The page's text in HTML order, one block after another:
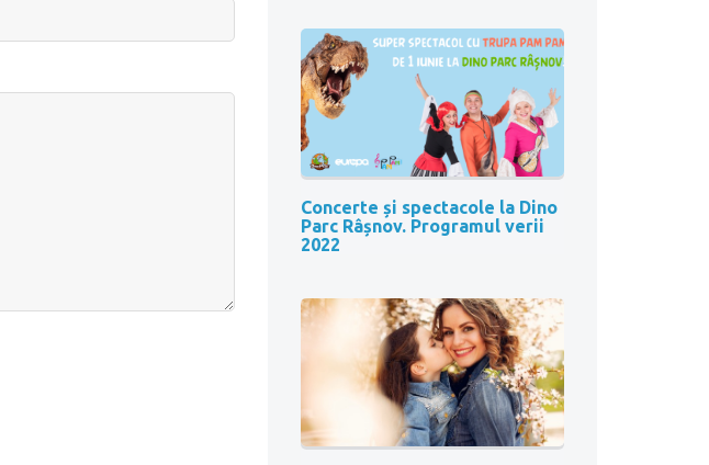
Concerte și spectacole la Dino
Parc Râșnov. Programul verii
2022